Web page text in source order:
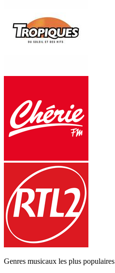
Genres musicaux les plus populaires